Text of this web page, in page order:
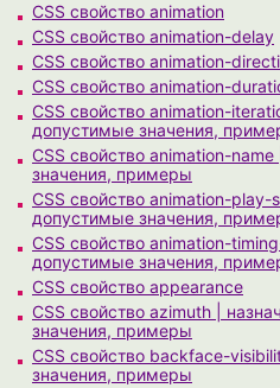
CSS свойство animation
CSS свойство animation-delay
CSS свойство animation-
CSS свойство animation-
CSS свойство animation-
допустимые значения,
CSS свойство animation-
значения, примеры
CSS свойство animation-play-
допустимые значения,
CSS свойство animation-
допустимые значения,
CSS свойство appearance
CSS свойство azimuth |
значения, примеры
CSS свойство backface-
значения, примеры